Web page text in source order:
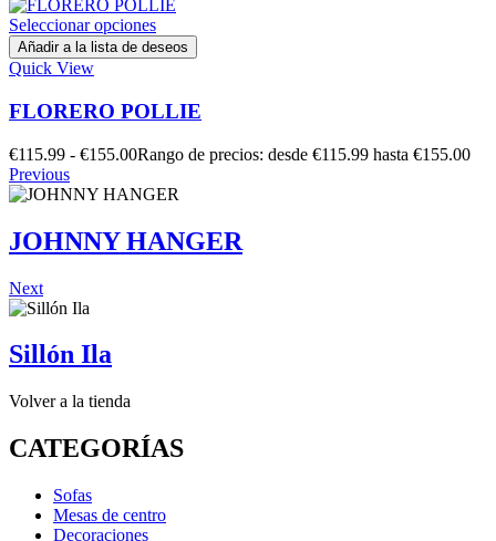
Seleccionar opciones
Añadir a la lista de deseos
Quick View
FLORERO POLLIE
€115.99 - €155.00Rango de precios: desde €115.99 hasta €155.00
Previous
JOHNNY HANGER
Next
Sillón Ila
Volver a la tienda
CATEGORÍAS
Sofas
Mesas de centro
Decoraciones